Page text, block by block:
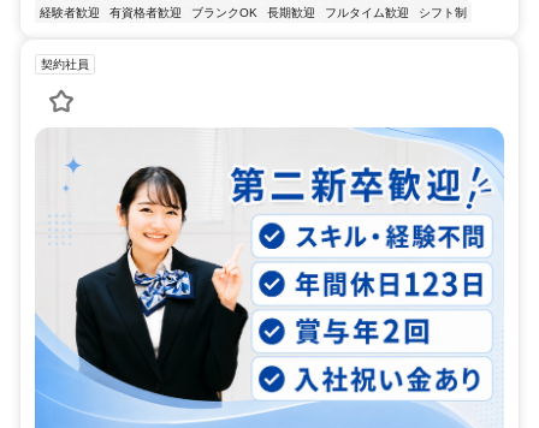
経験者歓迎
有資格者歓迎 ブランクOK 長期歓迎 フルタイム歓迎 シフト制
契約社員